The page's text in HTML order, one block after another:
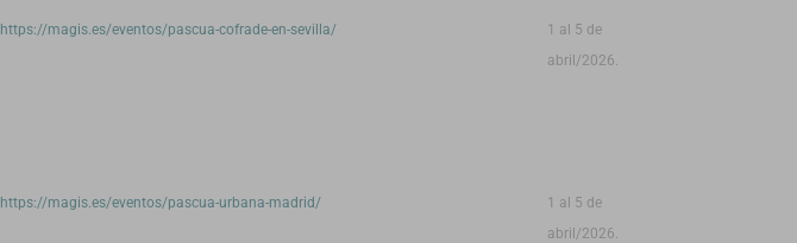
https://magis.es/eventos/pascua-cofrade-en-sevilla/
1 al 5 de
abril/2026.
https://magis.es/eventos/pascua-urbana-madrid/
1 al 5 de
abril/2026.